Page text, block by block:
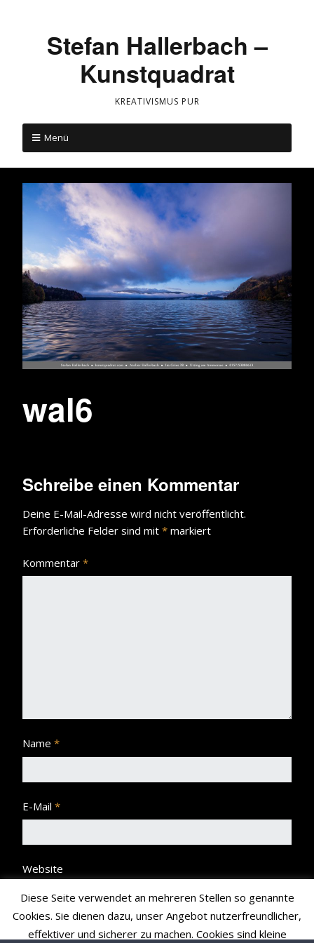
Stefan Hallerbach –
Kunstquadrat
KREATIVISMUS PUR
Menü
wal6
Schreibe einen Kommentar
Deine E-Mail-Adresse wird nicht veröffentlicht.
Erforderliche Felder sind mit * markiert
Kommentar *
Name *
E-Mail *
Website
Diese Seite verwendet an mehreren Stellen so genannte
Cookies. Sie dienen dazu, unser Angebot nutzerfreundlicher,
effektiver und sicherer zu machen. Cookies sind kleine